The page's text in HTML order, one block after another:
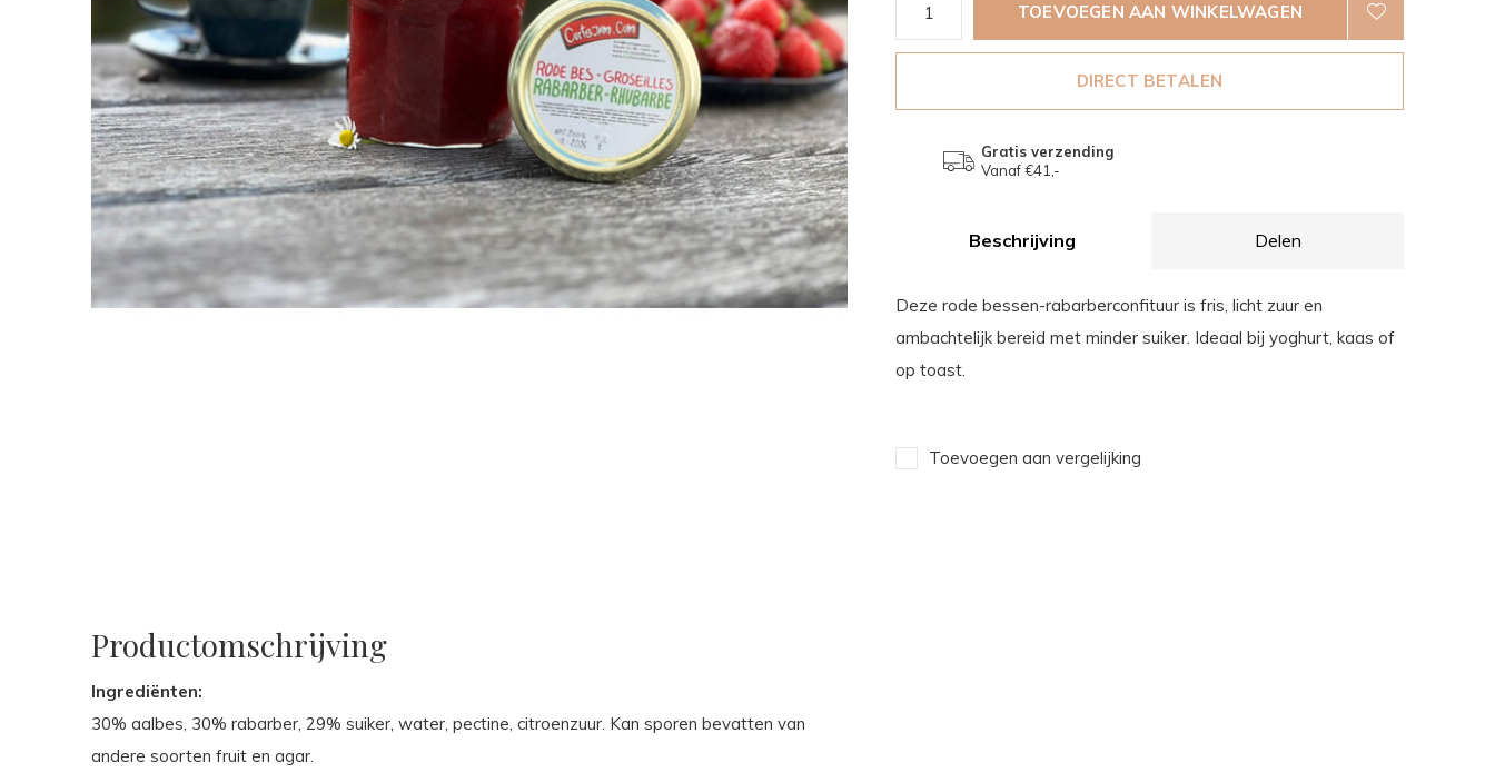
TOEVOEGEN AAN WINKELWAGEN
DIRECT BETALEN
Gratis verzending
Vanaf €41,-
Beschrijving Delen
Deze rode bessen-rabarberconfituur is fris, licht zuur en
ambachtelijk bereid met minder suiker. Ideaal bij yoghurt, kaas of
op toast.
Toevoegen aan vergelijking
Productomschrijving
Ingrediënten:
30% aalbes, 30% rabarber, 29% suiker, water, pectine, citroenzuur. Kan sporen bevatten van
andere soorten fruit en agar.